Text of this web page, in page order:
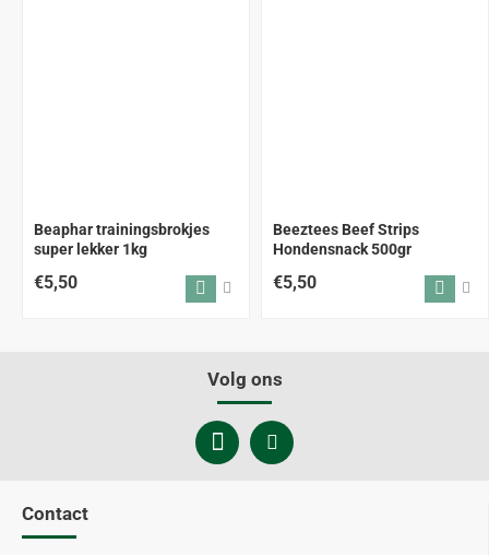
Beaphar trainingsbrokjes
super lekker 1kg
€5,50
Beeztees Beef Strips
Hondensnack 500gr
€5,50
Volg ons
Contact